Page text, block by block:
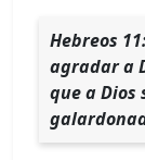
Hebreos
agradar a
que a Dios